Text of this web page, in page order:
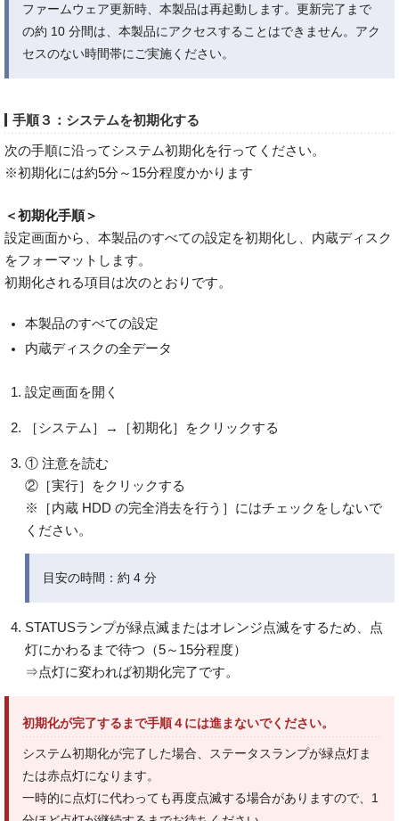
ファームウェア更新時、本製品は再起動します。更新完了まで
の約 10 分間は、本製品にアクセスすることはできません。アク
セスのない時間帯にご実施ください。
手順３：システムを初期化する
次の手順に沿ってシステム初期化を行ってください。
※初期化には約5分～15分程度かかります
＜初期化手順＞
設定画面から、本製品のすべての設定を初期化し、内蔵ディスク
をフォーマットします。
初期化される項目は次のとおりです。
本製品のすべての設定
内蔵ディスクの全データ
設定画面を開く
［システム］→［初期化］をクリックする
① 注意を読む
②［実行］をクリックする
※［内蔵 HDD の完全消去を行う］にはチェックをしないで
ください。
目安の時間：約 4 分
STATUSランプが緑点滅またはオレンジ点滅をするため、点
灯にかわるまで待つ（5～15分程度）
⇒点灯に変われば初期化完了です。
初期化が完了するまで手順４には進まないでください。
システム初期化が完了した場合、ステータスランプが緑点灯ま
たは赤点灯になります。
一時的に点灯に代わっても再度点滅する場合がありますので、1